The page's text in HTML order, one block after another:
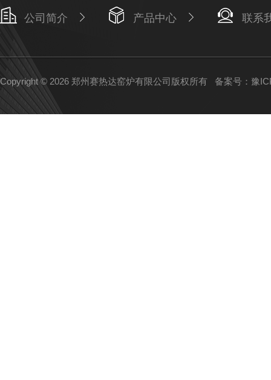
公司简介 产品中心 联系
Copyright © 2026 郑州赛热达窑炉有限公司版权所有 备案号：豫